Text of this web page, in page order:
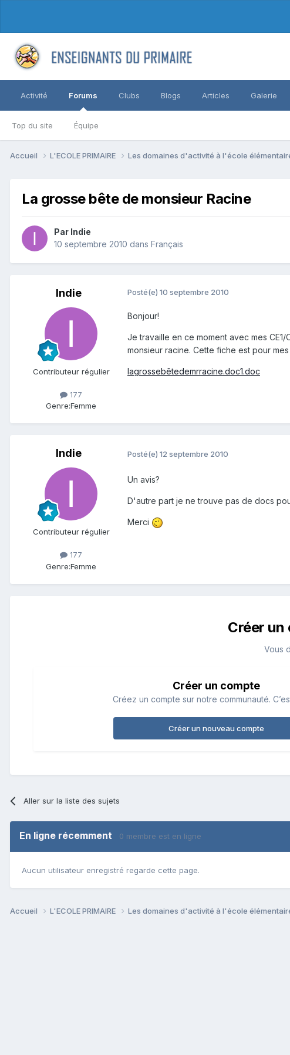
Activité Forums
Top du site Équipe
Clubs Blogs Articles Galerie
Accueil L'ECOLE PRIMAIRE Les domaines d'activité à l'école
La grosse bête de monsieur Racine
Par Indie
10 septembre 2010 dans Français
Indie
Contributeur régulier
177
Genre:Femme
Posté(e) 10 septembre 2010
Bonjour!
Je travaille en ce moment avec mes
monsieur racine. Cette fiche est pour
lagrossebêtedemrracine.doc1.doc
Indie
Contributeur régulier
177
Genre:Femme
Posté(e) 12 septembre 2010
Un avis?
D'autre part je ne trouve pas de docs
Merci
Créer
Vous
Créer un compte
Créez un compte sur notre communauté.
Créer un nouveau compte
Aller sur la liste des sujets
En ligne récemment 0 membre est en ligne
Aucun utilisateur enregistré regarde cette page.
Accueil L'ECOLE PRIMAIRE Les domaines d'activité à l'école